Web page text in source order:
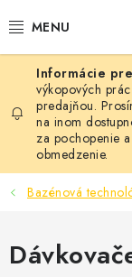
na
BAZÉNY
VÍRIVKY
ASEKO
NÁHRADNÉ DIELY
výkopových
predajňou.
na inom
za pochopenie
obmedzenie.
Bazénová